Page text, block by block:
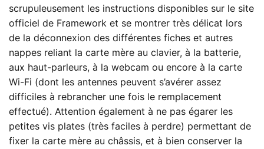
scrupuleusement les instructions disponibles sur le site
officiel de Framework et se montrer très délicat lors
de la déconnexion des différentes fiches et autres
nappes reliant la carte mère au clavier, à la batterie,
aux haut-parleurs, à la webcam ou encore à la carte
Wi-Fi (dont les antennes peuvent s’avérer assez
difficiles à rebrancher une fois le remplacement
effectué). Attention également à ne pas égarer les
petites vis plates (très faciles à perdre) permettant de
fixer la carte mère au châssis, et à bien conserver la